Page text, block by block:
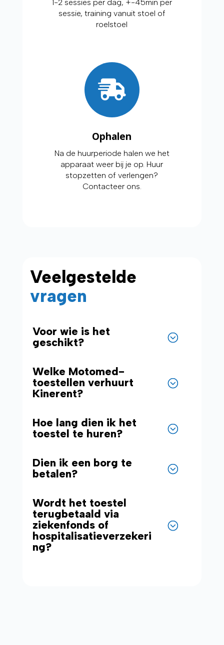
1-2 sessies per dag, +-45min per
sessie, training vanuit stoel of
roelstoel
Ophalen
Na de huurperiode halen we het
apparaat weer bij je op. Huur
stopzetten of verlengen?
Contacteer ons.
Veelgestelde
vragen
Voor wie is het
geschikt?
Welke Motomed-
toestellen verhuurt
Kinerent?
Hoe lang dien ik het
toestel te huren?
Dien ik een borg te
betalen?
Wordt het toestel
terugbetaald via
ziekenfonds of
hospitalisatieverzekeri
ng?